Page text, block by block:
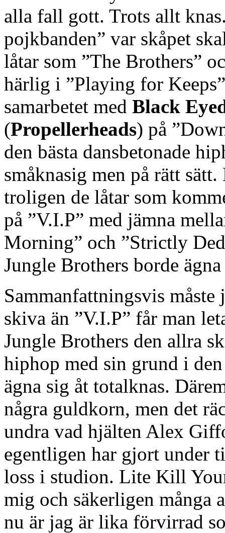
alla fall gott. Trots allt
pojkbanden” var skåpet
låtar som ”The Brothers”
härlig i ”Playing for
samarbetet med Black
(Propellerheads) på
den bästa dansbetonade
småknasig men på rätt
troligen de låtar som
på ”V.I.P” med jämna
Morning” och ”Strictly
Jungle Brothers borde
Sammanfattningsvis måste
skiva än ”V.I.P” får man
Jungle Brothers den allra
hiphop med sin grund i
ägna sig åt totalknas.
några guldkorn, men det
undra vad hjälten Alex
egentligen har gjort under
loss i studion. Lite Kill
mig och säkerligen många
nu är jag är lika förvirrad